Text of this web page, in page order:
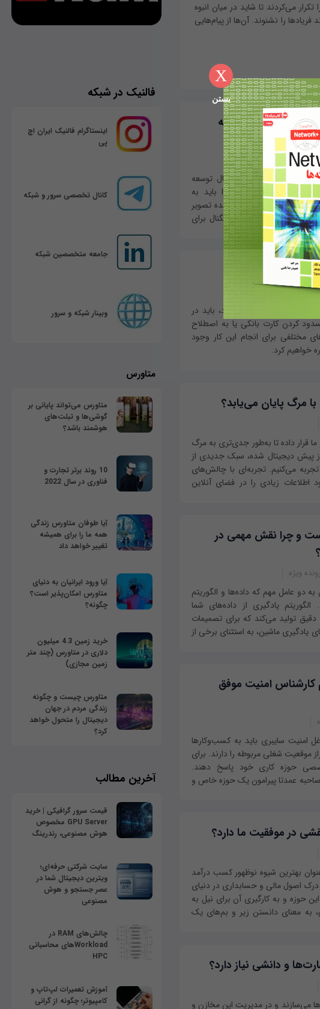
X
بستن
می‌کردند تا شاید در میان انبوه
را نشنوند. آن‌ها از پیام‌هایی
کار این فناوری چگونه
ویژه
جدید، پیچیده و در حال توسعه
هوش مصنوعی است. بینایی ماشینی (Machine Vision) را باید به
سیگنال‌هایی که تشکیل‌دهنده تصویر
سایر تجهیزات پردازش سیگنال برای
مسدود کنیم
شده یا به سرقت برود، باید در
کردن کارت بانکی یا به اصطلاح
مختلفی برای انجام این کار وجود
خواهیم کرد.
مرگ پایان می‌یابد؟
قرار داده تا به‌طور جدی‌تری به مرگ
پیش دیجیتال شده، سبک جدیدی از
می‌کنیم. تجربه‌ای با چالش‌های
اطلاعات زیادی را در فضای آنلاین
و چرا نقش مهمی در
ویژه
دو عامل مهم که داده‌ها و الگوریتم
یادگیری از داده‌های شما
تولید می‌کند که برای تصمیمات
یادگیری ماشین، به استثنای برخی از
کارشناس امنیت موفق
امنیت سایبری باید به کسب‌وکارها
موقعیت شغلی مربوطه را دارند. برای
حوزه کاری خود پاسخ دهند.
عمدتا پیرامون یک حوزه خاص و
در موفقیت ما دارد؟
بهترین شیوه نوظهور کسب درآمد
اصول مالی و حسابداری در دنیای
حوزه و به کارگیری آن برای نیل به
معنای دانستن زیر و بم‌های یک
و دانشی نیاز دارد؟
می‌سازند و در مدیریت این مخازن و
فالنیک در شبکه
اینستاگرام فالنیک ایران اچ
پی
کانال تخصصی سرور و شبکه
جامعه متخصصین شبکه
وبینار شبکه و سرور
متاورس
متاورس می‌تواند پایانی بر
گوشی‌ها و تبلت‌های
هوشمند باشد؟
10 روند برتر تجارت و
فناوری در سال 2022
آیا طوفان متاورس زندگی
همه ما را برای همیشه
تغییر خواهد داد
آیا ورود ایرانیان به دنیای
متاورس امکان‌پذیر است؟
چگونه؟
خرید زمین 4.3 میلیون
دلاری در متاورس (چند متر
زمین مجازی)
متاورس چیست و چگونه
زندگی مردم در جهان
دیجیتال را متحول خواهد
کرد؟
آخرین مطالب
قیمت سرور گرافیکی | خرید
GPU Server مخصوص
هوش مصنوعی، رندرینگ
سایت شرکتی حرفه‌ای؛
ویترین دیجیتال شما در
عصر جستجو و هوش
مصنوعی
چالش‌های RAM در
Workloadهای محاسباتی
HPC
آموزش تعمیرات لپ‌تاپ و
کامپیوتر؛ چگونه از گرانی